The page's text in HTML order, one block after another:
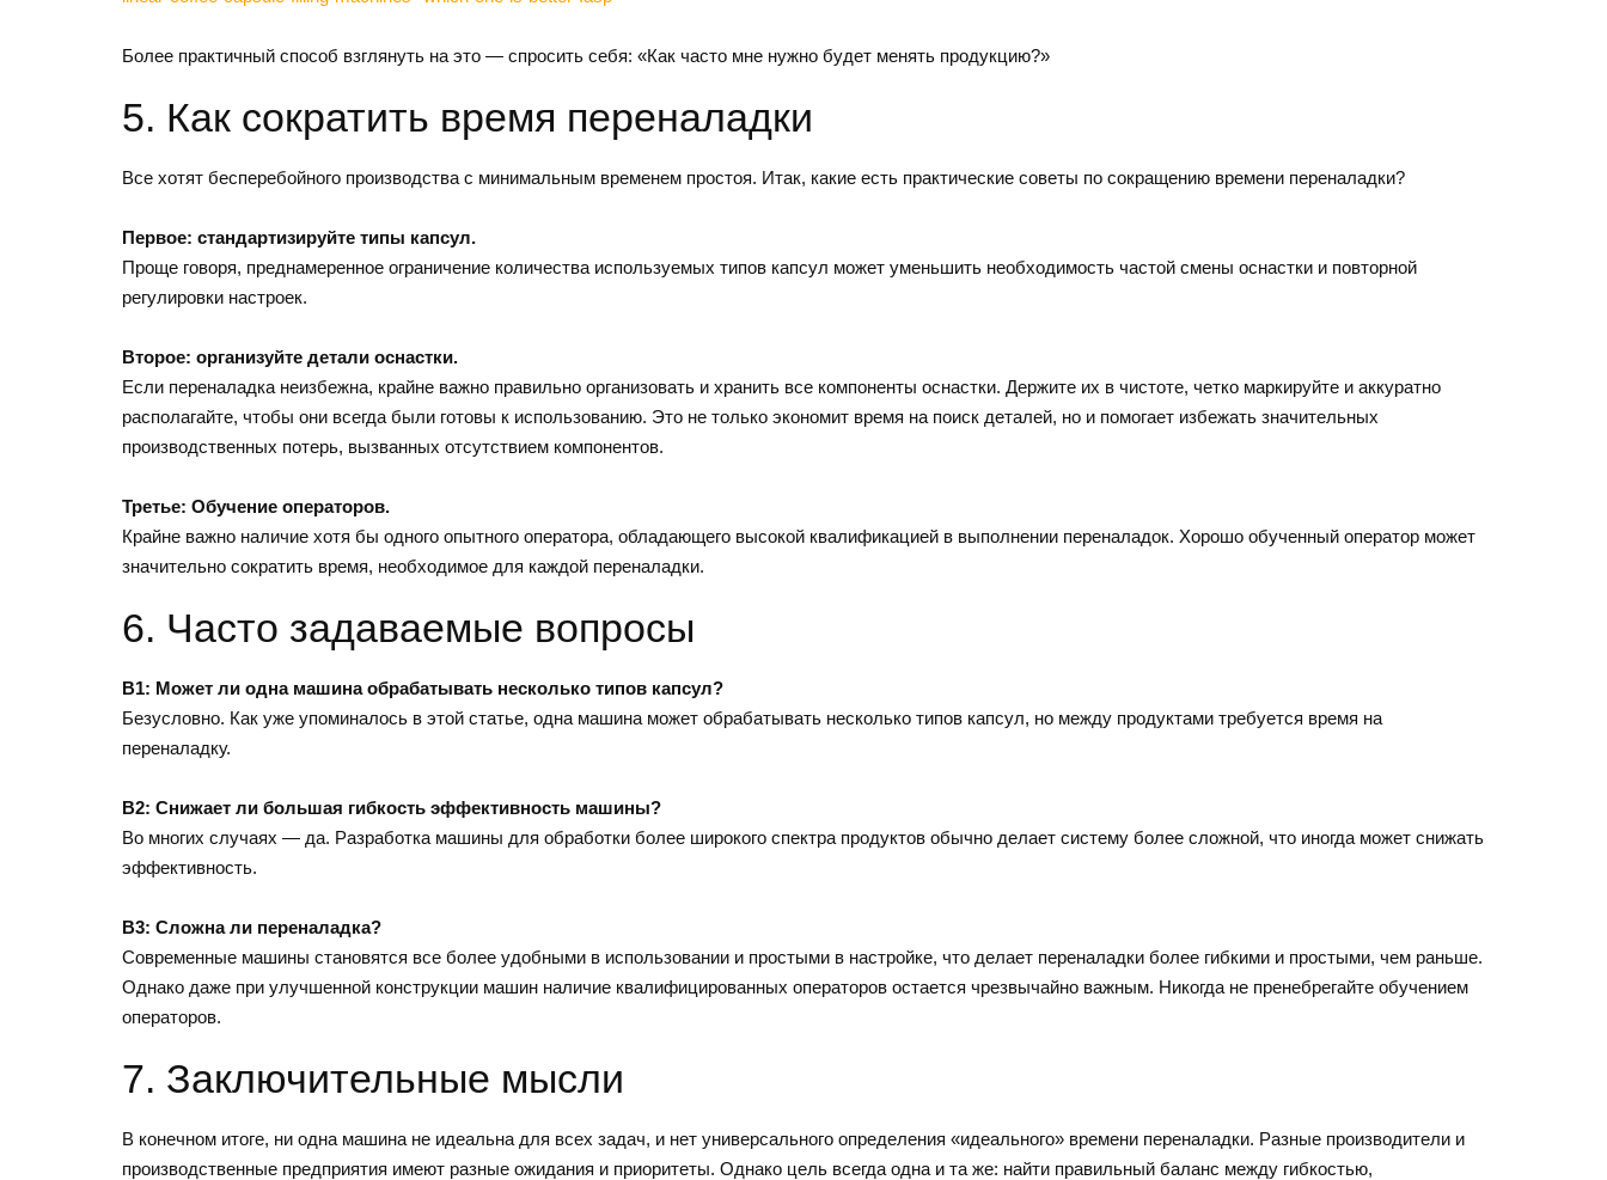
Более практичный способ взглянуть на это — спросить себя: «Как часто мне нужно будет менять продукцию?»
5. Как сократить время переналадки
Все хотят бесперебойного производства с минимальным временем простоя. Итак, какие есть практические советы по сокращению времени переналадки?
Первое: стандартизируйте типы капсул.
Проще говоря, преднамеренное ограничение количества используемых типов капсул может уменьшить необходимость частой смены оснастки и повторной
регулировки настроек.
Второе: организуйте детали оснастки.
Если переналадка неизбежна, крайне важно правильно организовать и хранить все компоненты оснастки. Держите их в чистоте, четко маркируйте и аккуратно
располагайте, чтобы они всегда были готовы к использованию. Это не только экономит время на поиск деталей, но и помогает избежать значительных
производственных потерь, вызванных отсутствием компонентов.
Третье: Обучение операторов.
Крайне важно наличие хотя бы одного опытного оператора, обладающего высокой квалификацией в выполнении переналадок. Хорошо обученный оператор может
значительно сократить время, необходимое для каждой переналадки.
6. Часто задаваемые вопросы
В1: Может ли одна машина обрабатывать несколько типов капсул?
Безусловно. Как уже упоминалось в этой статье, одна машина может обрабатывать несколько типов капсул, но между продуктами требуется время на
переналадку.
В2: Снижает ли большая гибкость эффективность машины?
Во многих случаях — да. Разработка машины для обработки более широкого спектра продуктов обычно делает систему более сложной, что иногда может снижать
эффективность.
В3: Сложна ли переналадка?
Современные машины становятся все более удобными в использовании и простыми в настройке, что делает переналадки более гибкими и простыми, чем раньше.
Однако даже при улучшенной конструкции машин наличие квалифицированных операторов остается чрезвычайно важным. Никогда не пренебрегайте обучением
операторов.
7. Заключительные мысли
В конечном итоге, ни одна машина не идеальна для всех задач, и нет универсального определения «идеального» времени переналадки. Разные производители и
производственные предприятия имеют разные ожидания и приоритеты. Однако цель всегда одна и та же: найти правильный баланс между гибкостью,